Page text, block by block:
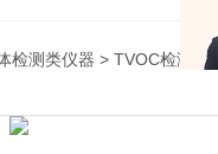
检测类仪器 > TVOC检测仪